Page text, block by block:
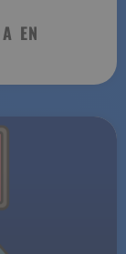
EN